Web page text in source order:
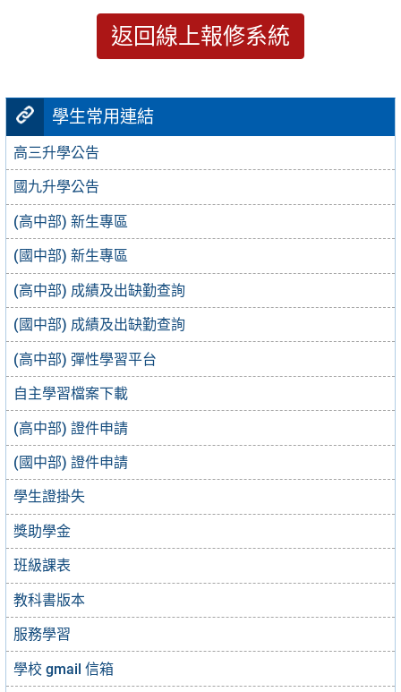
學生常用連結
高三升學公告
國九升學公告
(高中部) 新生專區
(國中部) 新生專區
(高中部) 成績及出缺勤查詢
(國中部) 成績及出缺勤查詢
(高中部) 彈性學習平台
自主學習檔案下載
(高中部) 證件申請
(國中部) 證件申請
學生證掛失
獎助學金
班級課表
教科書版本
服務學習
學校 gmail 信箱
返回線上報修系統